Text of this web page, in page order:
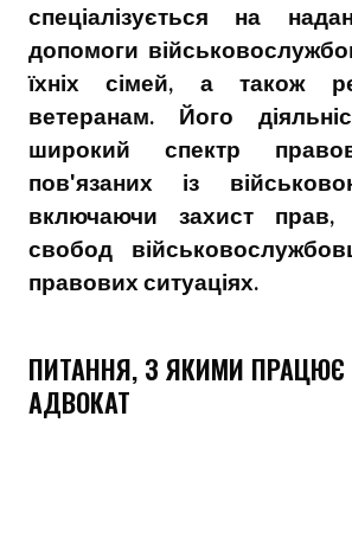
спеціалізується на
допомоги
їхніх сімей, а також
ветеранам. Його
широкий спектр
пов'язаних із
включаючи захист прав,
свобод
правових ситуаціях.
ПИТАННЯ, З ЯКИМИ ПРАЦЮЄ
АДВОКАТ